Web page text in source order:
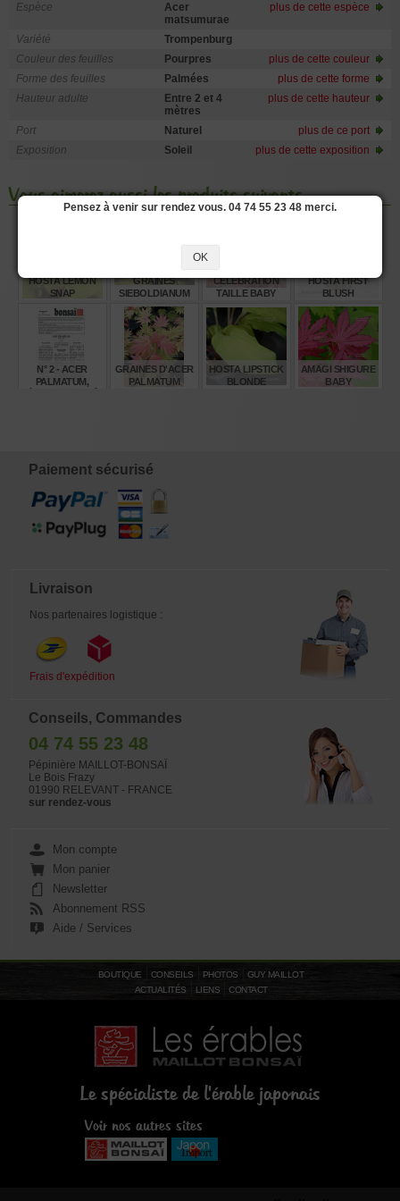
Espèce
Acer
matsumurae
plus de cette espèce
Variété
Trompenburg
Couleur des feuilles
Pourpres
plus de cette couleur
Forme des feuilles
Palmées
plus de cette forme
Hauteur adulte
Entre 2 et 4
mètres
plus de cette hauteur
Port Naturel
plus de ce port
Exposition
Soleil plus de cette exposition
Vous aimerez aussi les produits suivants
HOSTA LEMON
SNAP
14,00 €
GRAINES
SIEBOLDIANUM
SEKI NO KEGON
8,00 €
CELEBRATION
TAILLE BABY
55,00€
HOSTA FIRST
BLUSH
13,00€
N° 2 - ACER
PALMATUM,
GRAINES D'ACER
PALMATUM
HOSTA LIPSTICK
BLONDE
AMAGI SHIGURE
BABY
Paiement sécurisé
Livraison
Nos partenaires logistique :
Frais d'expédition
Conseils, Commandes
04 74 55 23 48
Pépinière MAILLOT-BONSAÏ
Le Bois Frazy
01990 RELEVANT - FRANCE
sur rendez-vous
Mon compte
Mon panier
Newsletter
Abonnement RSS
Aide / Services
BOUTIQUE CONSEILS PHOTOS
GUY MAILLOT
ACTUALITÉS
LIENS CONTACT
Le spécialiste de l'érable japonais
Voir nos autres sites
Pensez à venir sur rendez vous. 04 74 55 23 48 merci.
OK